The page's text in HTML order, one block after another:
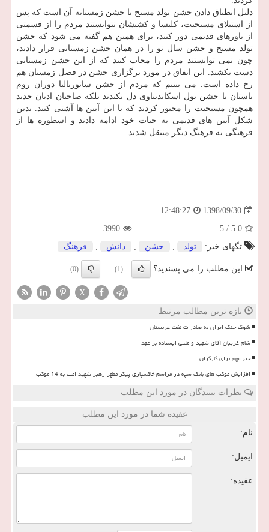
دلیل انطباق دادن جشن تولد مسیح با جشن زمستانه آن است كه پس
از استیلای مسیحیت، كلیسا و كشیشان نتوانستند مردم را از قسمتی
از باورهای قدیمی دور كنند، برای همین هم گفته می شود كه جشن
تولد مسیح و جشن سال نو را در همان جشن زمستانی قرار دادند،
چون نمی توانستند مردم را مجاب كنند كه از این جشن زمستانی
دست بكشند. این اتفاق در مورد برگزاری جشن در فصل زمستان هم
رخ داده است. می بینیم كه مردم از جشن ساتورنالیا دوران روم
باستان یا جشن یول اسكاندیناوی دل نكندند بلكه صاحبان ادیان جدید
همچون مسیحیت را مجبور كردند كه با این آیین ها آشتی كنند. بدین
شكل آیین های قدیمی به حیات خود ادامه دادند و اسطوره ها از
فرهنگی به فرهنگ دیگر منتقل شدند.
1398/09/30
12:48:27
5.0
/
5
3990
تگهای خبر:
تولد , جشن , دانش , فرهنگ
این مطلب را می پسندید؟ (1)
(0)
X
تازه ترین مطالب مرتبط
شوک جنگ ایران به صادرات نفت عربستان
شام غریبان آقای شهید و ملتی ایستاده بر عهد
خبر مهم برای کارگران
افزایش موکب های بانک سپه در مراسم خاکسپاری پیکر مطهر رهبر شهید امت به 14 موکب
نظرات بینندگان در مورد این مطلب
عقیده شما در مورد این مطلب
نام:
ایمیل:
عقیده: